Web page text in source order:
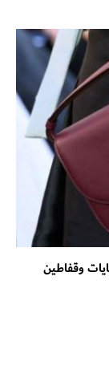
المناسبة لعبايات وقفاطين